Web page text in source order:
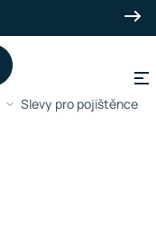
Slevy pro pojištěnce -